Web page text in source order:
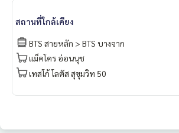
สถานที่ใกล้เคียง
BTS สายหลัก > BTS บางจาก
แม็คโคร อ่อนนุช
เทสโก้ โลตัส สุขุมวิท 50